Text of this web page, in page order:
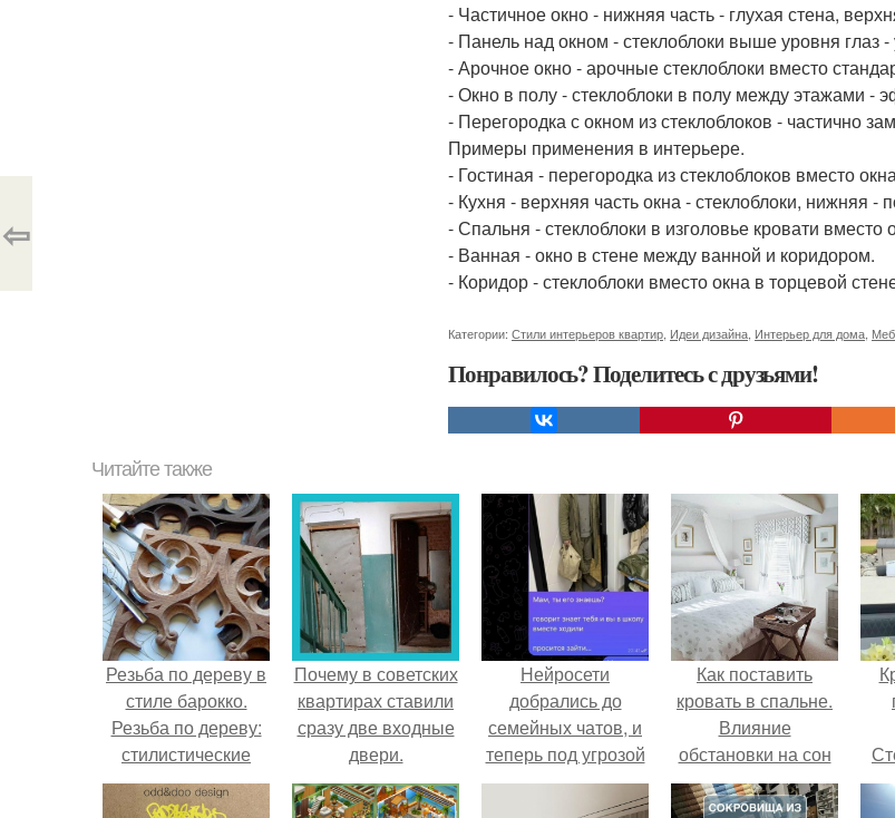
- Частичное окно - нижняя часть - глухая стена,
- Панель над окном - стеклоблоки выше уровня глаз
- Арочное окно - арочные стеклоблоки вместо
- Окно в полу - стеклоблоки в полу между этажами -
- Перегородка с окном из стеклоблоков - частично
Примеры применения в интерьере.
- Гостиная - перегородка из стеклоблоков вместо
- Кухня - верхняя часть окна - стеклоблоки, нижняя -
- Спальня - стеклоблоки в изголовье кровати вместо
- Ванная - окно в стене между ванной и коридором.
- Коридор - стеклоблоки вместо окна в торцевой
Категории: Стили интерьеров квартир Идеи дизайна Интерьер для дома
Понравилось? Поделитесь с друзьями!
⇦
Читайте также
Резьба по дереву в
стиле барокко.
Резьба по дереву:
стилистические
направления и
характерные узоры.
Почему в советских
квартирах ставили
сразу две входные
двери.
Нейросети
добрались до
семейных чатов, и
теперь под угрозой
мамины нервы.
Как поставить
кровать в спальне.
Влияние
обстановки на сон